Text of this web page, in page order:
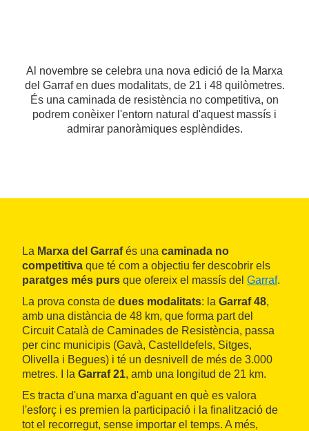
Al novembre se celebra una nova edició de la Marxa
del Garraf en dues modalitats, de 21 i 48 quilòmetres.
És una caminada de resistència no competitiva, on
podrem conèixer l'entorn natural d'aquest massís i
admirar panoràmiques esplèndides.
La Marxa del Garrafés una caminada no
competitiva que té com a objectiu fer descobrir els
paratges més purs que ofereix el massís del Garraf.
La prova consta de dues modalitats: la Garraf 48,
amb una distància de 48 km, que forma part del
Circuit Català de Caminades de Resistència, passa
per cinc municipis (Gavà, Castelldefels, Sitges,
Olivella i Begues) i té un desnivell de més de 3.000
metres. I la Garraf 21, amb una longitud de 21 km.
Es tracta d'una marxa d'aguant en què es valora
l'esforç i es premien la participació i la finalització de
tot el recorregut, sense importar el temps. A més,